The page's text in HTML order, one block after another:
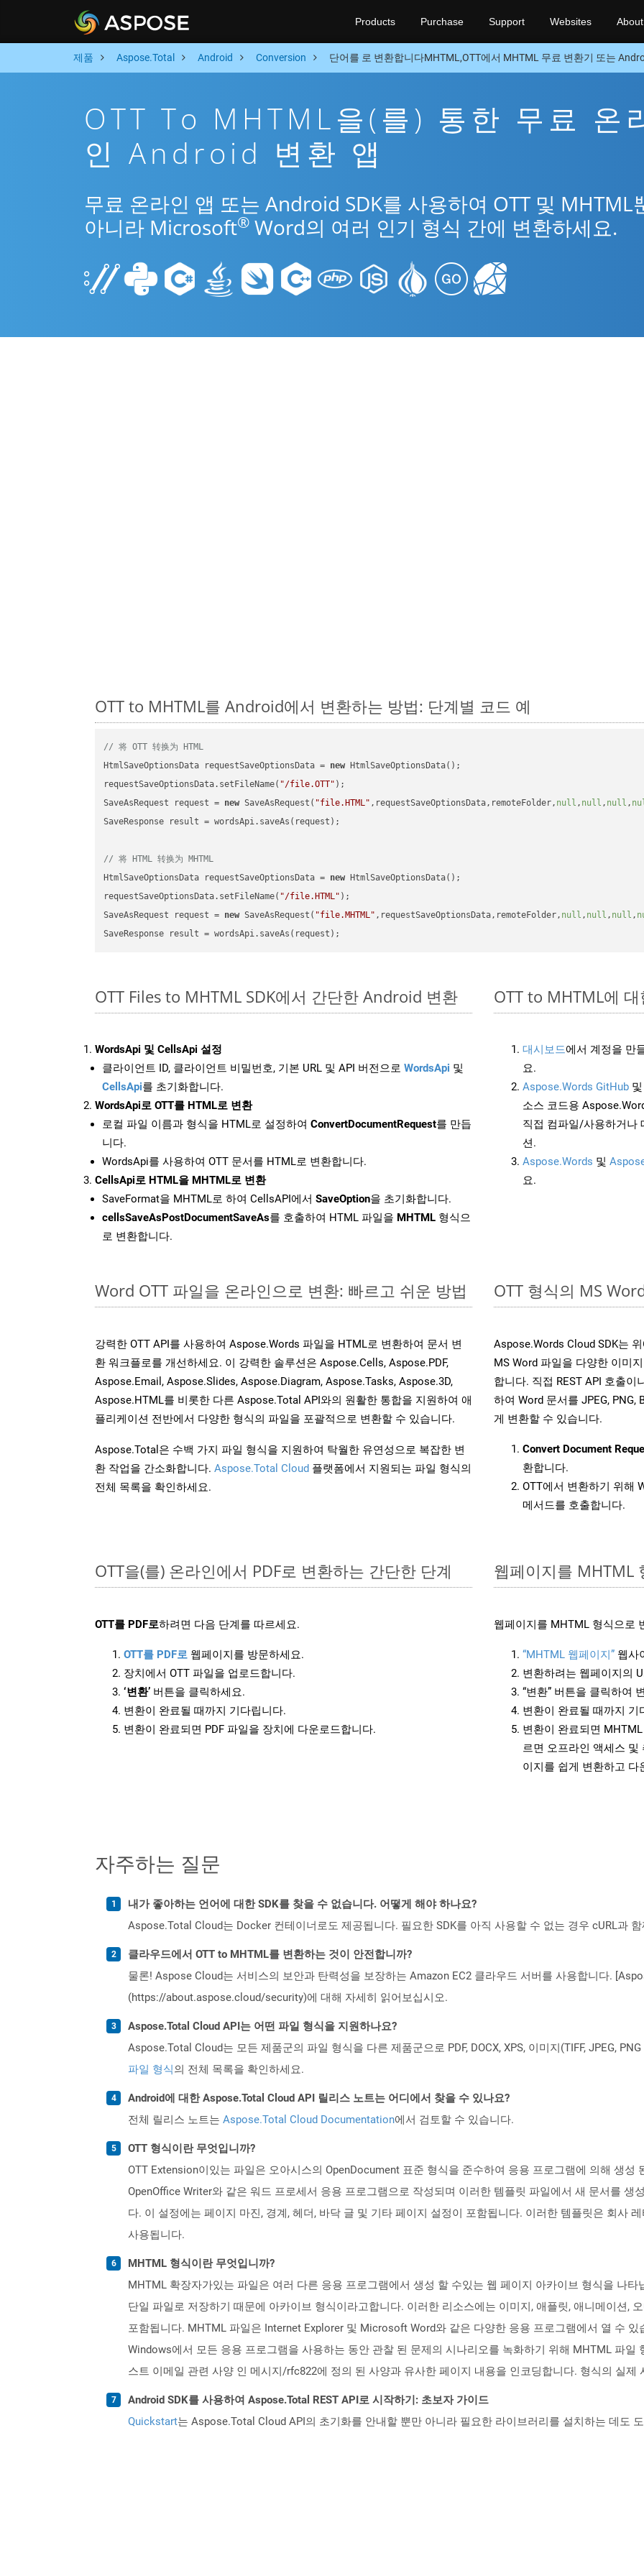
Products Purchase Support Websites About
제품 Aspose.Total Android Conversion 단어를 로 변환합니다MHTML,OTT에서 MHTML 무료 변환기 또는
OTT To MHTML을(를) 통한 무료 온
인 Android 변환 앱
무료 온라인 앱 또는 Android SDK를 사용하여 OTT 및 MHTML
아니라 Microsoft® Word의 여러 인기 형식 간에 변환하세요.
OTT to MHTML를 Android에서 변환하는 방법: 단계별 코드 예
// 将 OTT 转换为 HTML
HtmlSaveOptionsData requestSaveOptionsData = new HtmlSaveOptionsData();
requestSaveOptionsData.setFileName( "/file.OTT" );
SaveAsRequest request = new SaveAsRequest( "file.HTML" ,requestSaveOptionsData,remoteFolder, null , null , null ,
SaveResponse result = wordsApi.saveAs(request);
// 将 HTML 转换为 MHTML
HtmlSaveOptionsData requestSaveOptionsData = new HtmlSaveOptionsData();
requestSaveOptionsData.setFileName( "/file.HTML" );
SaveAsRequest request = new SaveAsRequest( "file.MHTML" ,requestSaveOptionsData,remoteFolder, null , null , null ,
OTT Files to MHTML SDK에서 간단한 Android 변환
WordsApi 및 CellsApi 설정
클라이언트 ID, 클라이언트 비밀번호, 기본 URL 및 API 버전으로 WordsApi 및
CellsApi를 초기화합니다.
WordsApi로 OTT를 HTML로 변환
로컬 파일 이름과 형식을 HTML로 설정하여 ConvertDocumentRequest를 만듭
니다.
WordsApi를 사용하여 OTT 문서를 HTML로 변환합니다.
CellsApi로 HTML을 MHTML로 변환
SaveFormat을 MHTML로 하여 CellsAPI에서 SaveOption을 초기화합니다.
cellsSaveAsPostDocumentSaveAs를 호출하여 HTML 파일을 MHTML 형식으
로 변환합니다.
OTT to MHTML에
대시보드에서 계정을 만
요.
Aspose.Words GitHub 및
소스 코드용
직접 컴파일/사용하거나
션.
Aspose.Words 및
요.
Word OTT 파일을 온라인으로 변환: 빠르고 쉬운 방법
강력한 OTT API를 사용하여 Aspose.Words 파일을 HTML로 변환하여 문서 변
환 워크플로를 개선하세요. 이 강력한 솔루션은 Aspose.Cells, Aspose.PDF,
Aspose.Email, Aspose.Slides, Aspose.Diagram, Aspose.Tasks, Aspose.3D,
Aspose.HTML를 비롯한 다른 Aspose.Total API와의 원활한 통합을 지원하여 애
플리케이션 전반에서 다양한 형식의 파일을 포괄적으로 변환할 수 있습니다.
Aspose.Total은 수백 가지 파일 형식을 지원하여 탁월한 유연성으로 복잡한 변
환 작업을 간소화합니다. Aspose.Total Cloud 플랫폼에서 지원되는 파일 형식의
전체 목록을 확인하세요.
OTT 형식의 MS
Aspose.Words Cloud SDK는
MS Word 파일을 다양한 이미
합니다. 직접 REST API 호출이
하여 Word 문서를 JPEG, PNG,
게 변환할 수 있습니다.
Convert Document
환합니다.
OTT에서 변환하기 위해
메서드를 호출합니다.
OTT을(를) 온라인에서 PDF로 변환하는 간단한 단계
OTT를 PDF로하려면 다음 단계를 따르세요.
OTT를 PDF로 웹페이지를 방문하세요.
장치에서 OTT 파일을 업로드합니다.
‘변환’ 버튼을 클릭하세요.
변환이 완료될 때까지 기다립니다.
변환이 완료되면 PDF 파일을 장치에 다운로드합니다.
웹페이지를 MHTML
웹페이지를 MHTML 형식으로
“MHTML 웹페이지” 웹사
변환하려는 웹페이지의
“변환” 버튼을 클릭하여
변환이 완료될 때까지 기
변환이 완료되면
르면 오프라인 액세스
이지를 쉽게 변환하고 다
자주하는 질문
내가 좋아하는 언어에 대한 SDK를 찾을 수 없습니다. 어떻게 해야 하나요?
Aspose.Total Cloud는 Docker 컨테이너로도 제공됩니다. 필요한 SDK를 아직 사용할 수 없는 경우 cURL과
클라우드에서 OTT to MHTML를 변환하는 것이 안전합니까?
물론! Aspose Cloud는 서비스의 보안과 탄력성을 보장하는 Amazon EC2 클라우드 서버를 사용합니다.
(https://about.aspose.cloud/security)에 대해 자세히 읽어보십시오.
Aspose.Total Cloud API는 어떤 파일 형식을 지원하나요?
Aspose.Total Cloud는 모든 제품군의 파일 형식을 다른 제품군으로 PDF, DOCX, XPS, 이미지(TIFF, JPEG,
파일 형식의 전체 목록을 확인하세요.
Android에 대한 Aspose.Total Cloud API 릴리스 노트는 어디에서 찾을 수 있나요?
전체 릴리스 노트는 Aspose.Total Cloud Documentation에서 검토할 수 있습니다.
OTT 형식이란 무엇입니까?
OTT Extension이있는 파일은 오아시스의 OpenDocument 표준 형식을 준수하여 응용 프로그램에 의해 생성
OpenOffice Writer와 같은 워드 프로세서 응용 프로그램으로 작성되며 이러한 템플릿 파일에서 새 문서를 생
다. 이 설정에는 페이지 마진, 경계, 헤더, 바닥 글 및 기타 페이지 설정이 포함됩니다. 이러한 템플릿은 회사
사용됩니다.
MHTML 형식이란 무엇입니까?
MHTML 확장자가있는 파일은 여러 다른 응용 프로그램에서 생성 할 수있는 웹 페이지 아카이브 형식을 나
단일 파일로 저장하기 때문에 아카이브 형식이라고합니다. 이러한 리소스에는 이미지, 애플릿, 애니메이션,
포함됩니다. MHTML 파일은 Internet Explorer 및 Microsoft Word와 같은 다양한 응용 프로그램에서 열 수
Windows에서 모든 응용 프로그램을 사용하는 동안 관찰 된 문제의 시나리오를 녹화하기 위해 MHTML 파일
스트 이메일 관련 사양 인 메시지/rfc822에 정의 된 사양과 유사한 페이지 내용을 인코딩합니다. 형식의 실제
Android SDK를 사용하여 Aspose.Total REST API로 시작하기: 초보자 가이드
Quickstart는 Aspose.Total Cloud API의 초기화를 안내할 뿐만 아니라 필요한 라이브러리를 설치하는 데도